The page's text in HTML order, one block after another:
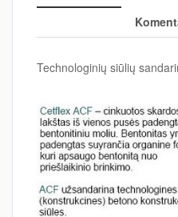
Technologinių siūlių